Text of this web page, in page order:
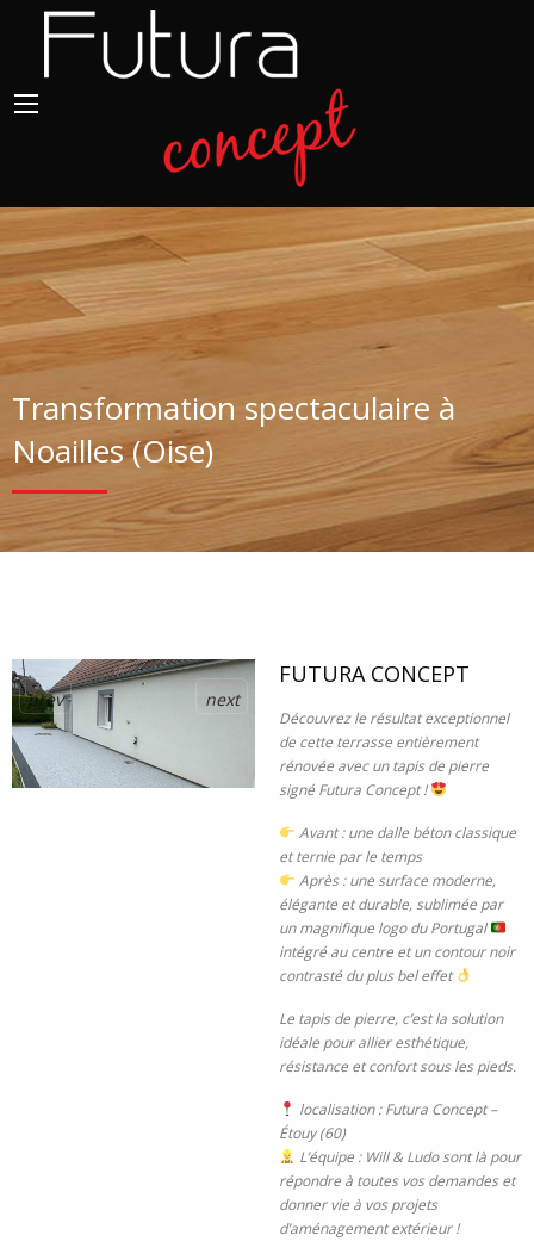
Transformation spectaculaire à
Noailles (Oise)
prev next
FUTURA CONCEPT
Découvrez le résultat exceptionnel
de cette terrasse entièrement
rénovée avec un tapis de pierre
signé Futura Concept !
Avant : une dalle béton classique
et ternie par le temps
Après : une surface moderne,
élégante et durable, sublimée par
un magnifique logo du Portugal
intégré au centre et un contour noir
contrasté du plus bel effet
Le tapis de pierre, c’est la solution
idéale pour allier esthétique,
résistance et confort sous les pieds.
localisation : Futura Concept –
Étouy (60)
L’équipe : Will & Ludo sont là pour
répondre à toutes vos demandes et
donner vie à vos projets
d’aménagement extérieur !